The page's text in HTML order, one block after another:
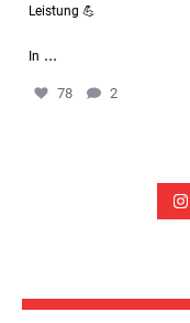
Leistung 💪
In ...
78 2